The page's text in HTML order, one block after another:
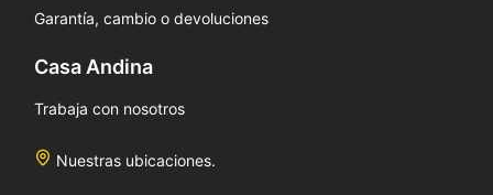
Garantía, cambio o devoluciones
Casa Andina
Trabaja con nosotros
Nuestras ubicaciones.